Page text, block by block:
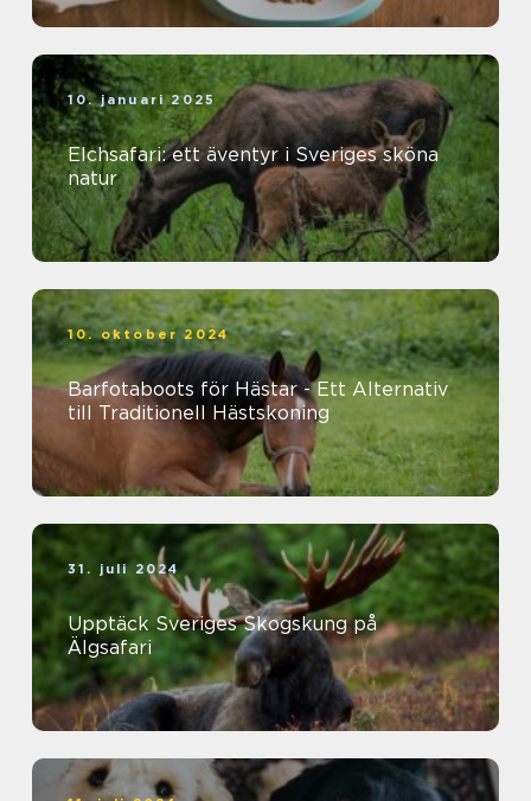
10. januari 2025
Elchsafari: ett äventyr i Sveriges sköna
natur
10. oktober 2024
Barfotaboots för Hästar - Ett Alternativ
till Traditionell Hästskoning
31. juli 2024
Upptäck Sveriges Skogskung på
Älgsafari